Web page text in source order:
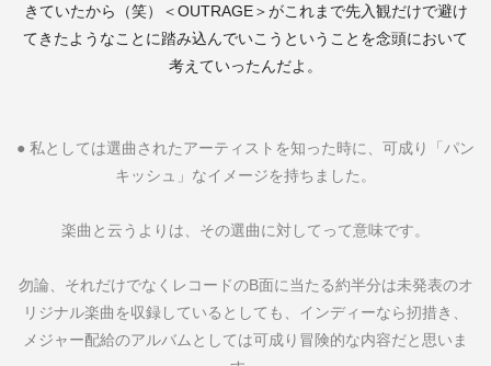
きていたから（笑）＜OUTRAGE＞がこれまで先入観だけで避け
てきたようなことに踏み込んでいこうということを念頭において
考えていったんだよ。
● 私としては選曲されたアーティストを知った時に、可成り「パン
キッシュ」なイメージを持ちました。
楽曲と云うよりは、その選曲に対してって意味です。
勿論、それだけでなくレコードのB面に当たる約半分は未発表のオ
リジナル楽曲を収録しているとしても、インディーなら扨措き、
メジャー配給のアルバムとしては可成り冒険的な内容だと思いま